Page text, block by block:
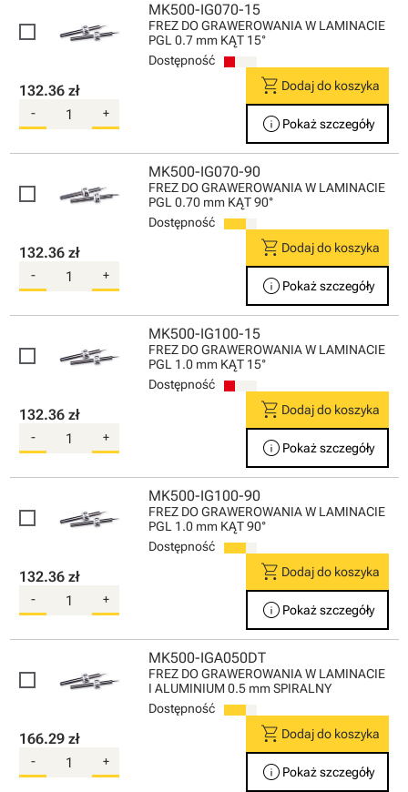
MK500-IG070-15
FREZ DO GRAWEROWANIA W LAMINACIE
PGL 0.7 mm KĄT 15°
Dostępność
132.36 zł
- +
shopping_cart Dodaj do koszyka
info Pokaż szczegóły
MK500-IG070-90
FREZ DO GRAWEROWANIA W LAMINACIE
PGL 0.70 mm KĄT 90°
Dostępność
132.36 zł
- +
shopping_cart Dodaj do koszyka
info Pokaż szczegóły
MK500-IG100-15
FREZ DO GRAWEROWANIA W LAMINACIE
PGL 1.0 mm KĄT 15°
Dostępność
132.36 zł
- +
shopping_cart Dodaj do koszyka
info Pokaż szczegóły
MK500-IG100-90
FREZ DO GRAWEROWANIA W LAMINACIE
PGL 1.0 mm KĄT 90°
Dostępność
132.36 zł
- +
shopping_cart Dodaj do koszyka
info Pokaż szczegóły
MK500-IGA050DT
FREZ DO GRAWEROWANIA W LAMINACIE
I ALUMINIUM 0.5 mm SPIRALNY
Dostępność
166.29 zł
- +
shopping_cart Dodaj do koszyka
info Pokaż szczegóły